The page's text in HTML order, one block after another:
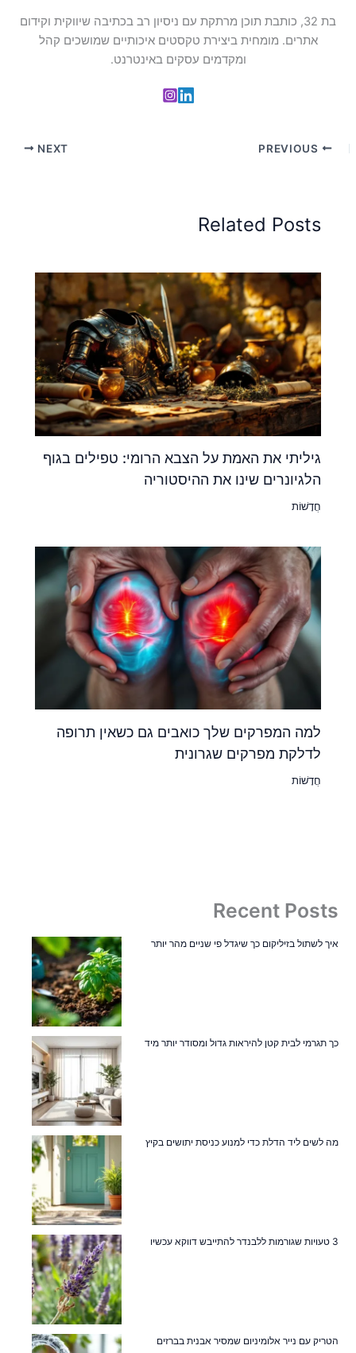
בת 32, כותבת תוכן מרתקת עם ניסיון רב בכתיבה שיווקית וקידום
אתרים. מומחית ביצירת טקסטים איכותיים שמושכים קהל
ומקדמים עסקים באינטרנט.
NEXT
Related Posts
גיליתי את האמת על הצבא הרומי: טפילים בגוף
הלגיונרים שינו את ההיסטוריה
חֲדָשׁוֹת
למה המפרקים שלך כואבים גם כשאין תרופה
לדלקת מפרקים שגרונית
חֲדָשׁוֹת
Recent Posts
איך לשתול בזיליקום כך שיגדל פי שניים מהר יותר
כך תגרמי לבית קטן להיראות גדול ומסודר יותר מיד
מה לשים ליד הדלת כדי למנוע כניסת יתושים בקיץ
3 טעויות שגורמות ללבנדר להתייבש דווקא עכשיו
הטריק עם נייר אלומיניום שמסיר אבנית בברזים